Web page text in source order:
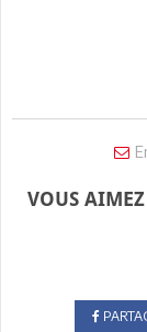
VOUS AIMEZ